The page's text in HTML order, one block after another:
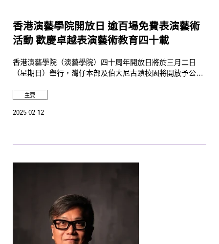
香港演藝學院開放日 逾百場免費表演藝術
活動 歡慶卓越表演藝術教育四十載
香港演藝學院（演藝學院）四十周年開放日將於三月二日
（星期日）舉行，灣仔本部及伯大尼古蹟校園將開放予公眾
主要
2025-02-12